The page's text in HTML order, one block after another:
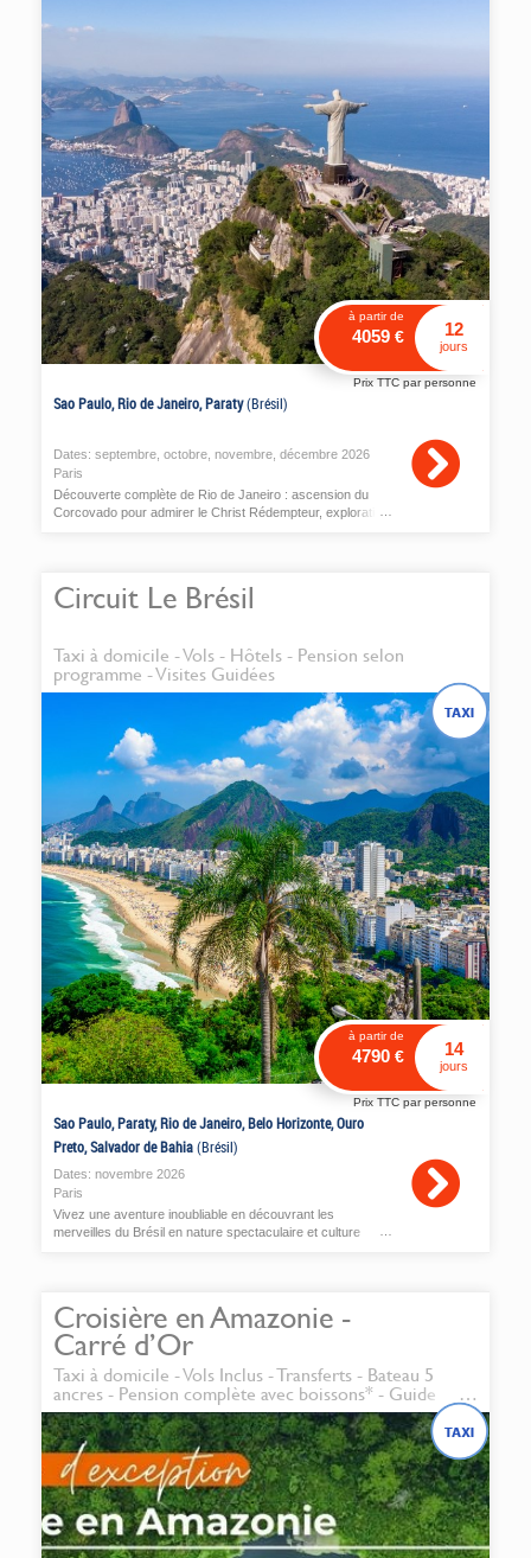
à partir de
4059€ 12
jours
Prix TTC par personne
Sao Paulo, Rio de Janeiro, Paraty(Brésil)
Dates: septembre octobre novembre décembre 2026
Paris
Découverte complète de Rio de Janeiro : ascension du
Corcovado pour admirer le Christ Rédempteur, exploration
Circuit Le Brésil
Taxi à domicile - Vols - Hôtels - Pension selon
programme - Visites Guidées
à partir de
4790€ 14
jours
Prix TTC par personne
Sao Paulo, Paraty, Rio de Janeiro, Belo Horizonte, Ouro
Preto, Salvador de Bahia(Brésil)
Dates: novembre 2026
Paris
Vivez une aventure inoubliable en découvrant les
merveilles du Brésil en nature spectaculaire et culture
Croisière en Amazonie -
Carré d’Or
Taxi à domicile - Vols Inclus - Transferts - Bateau 5
ancres - Pension complète avec boissons* - Guide
conférencier naturaliste